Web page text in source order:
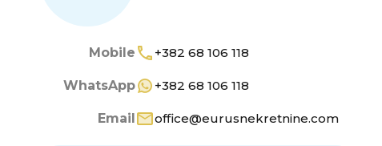
Mobile +382 68 106 118
WhatsApp +382 68 106 118
Email office@eurusnekretnine.com